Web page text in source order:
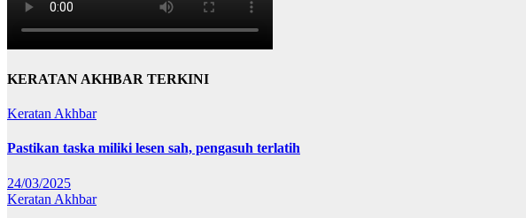
KERATAN AKHBAR TERKINI
Keratan Akhbar
Pastikan taska miliki lesen sah, pengasuh terlatih
24/03/2025
Keratan Akhbar